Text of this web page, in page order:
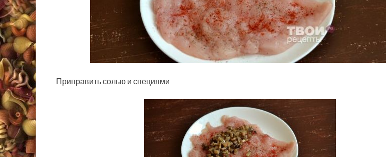
Приправить солью и специями